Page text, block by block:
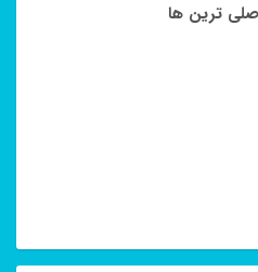
ترین ها